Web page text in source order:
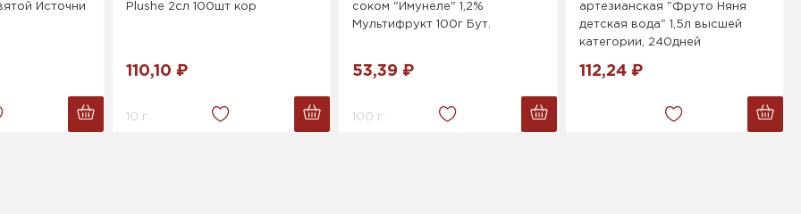
Источни
Plushe 2сл 100шт кор
110,10 ₽
10 г.
соком "Имунеле" 1,2%
Мультифрукт 100г Бут.
53,39 ₽
100 г.
артезианская "Фруто Няня
детская вода" 1,5л высшей
категории, 240дней
112,24 ₽